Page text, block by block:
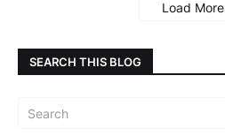
Load More
SEARCH THIS BLOG